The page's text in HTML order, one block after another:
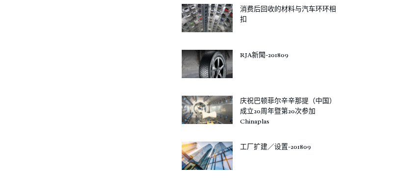
消费后回收的材料与汽车环环相
扣
RJA新聞-201809
庆祝巴顿菲尔辛辛那提（中国）
成立20周年暨第20次参加
Chinaplas
工厂扩建／设置-201809